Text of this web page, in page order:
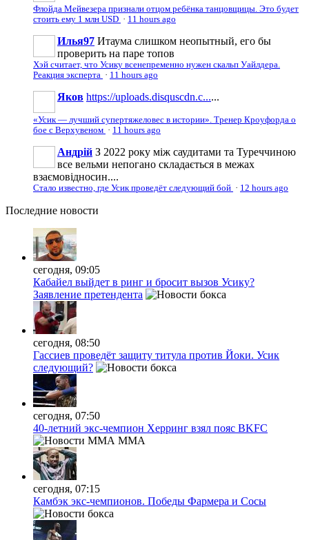
Флойда Мейвезера признали отцом ребёнка танцовщицы. Это будет
стоить ему 1 млн USD · 11 hours ago
Илья97 Итаума слишком неопытный, его бы
проверить на паре топов
Хэй считает, что Усику всенепременно нужен скальп Уайлдера.
Реакция эксперта · 11 hours ago
Яков https://uploads.disquscdn.c......
«Усик — лучший супертяжеловес в истории». Тренер Кроуфорда о
бое с Верхувеном · 11 hours ago
Андрій З 2022 року між саудитами та Туреччиною
все вельми непогано складається в межах
взаємовідносин....
Стало известно, где Усик проведёт следующий бой · 12 hours ago
Последние новости
сегодня, 09:05
Кабайел выйдет в ринг и бросит вызов Усику?
Заявление претендента
сегодня, 08:50
Гассиев проведёт защиту титула против Йоки. Усик
следующий?
сегодня, 07:50
40-летний экс-чемпион Херринг взял пояс BKFC
MMA
сегодня, 07:15
Камбэк экс-чемпионов. Победы Фармера и Сосы